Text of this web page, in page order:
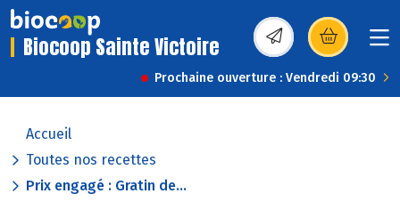
Biocoop Sainte Victoire (s’ouvre dans une
Prochaine ouverture : Vendredi 09:30
Accueil
Toutes nos recettes
Prix engagé : Gratin de...